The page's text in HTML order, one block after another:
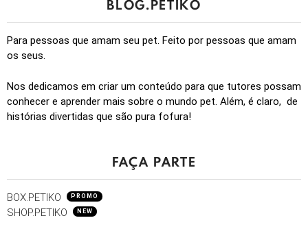
BLOG.PETIKO
Para pessoas que amam seu pet. Feito por pessoas que amam
os seus.
Nos dedicamos em criar um conteúdo para que tutores possam
conhecer e aprender mais sobre o mundo pet. Além, é claro, de
histórias divertidas que são pura fofura!
FAÇA PARTE
BOX.PETIKO PROMO
SHOP.PETIKO NEW